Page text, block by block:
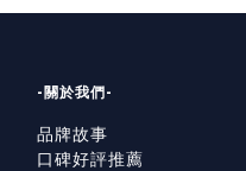
-關於我們-
品牌故事
口碑好評推薦